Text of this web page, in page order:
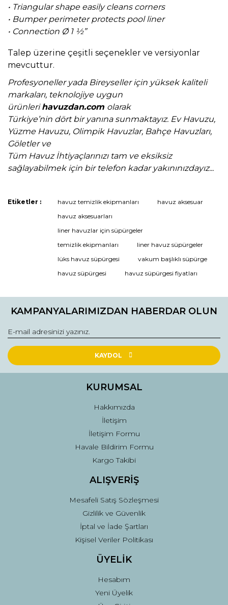
• Triangular shape easily cleans corners
• Bumper perimeter protects pool liner
• Connection Ø 1 ½”
Talep üzerine çeşitli seçenekler ve versiyonlar
mevcuttur.
Profesyoneller yada Bireyseller için yüksek kaliteli
markaları, teknolojiye uygun
ürünlerihavuzdan.com olarak
Türkiye’nin dört bir yanına sunmaktayız. Ev Havuzu,
Yüzme Havuzu, Olimpik Havuzlar, Bahçe Havuzları,
Göletler ve
Tüm Havuz İhtiyaçlarınızı tam ve eksiksiz
sağlayabilmek için bir telefon kadar yakınınızdayız...
Bu ürüne ilk yorumu siz yapın!
Yorum Yaz
Etiketler : havuz temizlik ekipmanları
havuz aksesuar
havuz aksesuarları
liner havuzlar için süpürgeler
temizlik ekipmanları
liner havuz süpürgeler
lüks havuz süpürgesi
vakum başlıklı süpürge
havuz süpürgesi
havuz süpürgesi fiyatları
KAMPANYALARIMIZDAN HABERDAR OLUN
KAYDOL
KURUMSAL
Hakkımızda
İletişim
İletişim Formu
Havale Bildirim Formu
Kargo Takibi
ALIŞVERİŞ
Mesafeli Satış Sözleşmesi
Gizlilik ve Güvenlik
İptal ve İade Şartları
Kişisel Veriler Politikası
ÜYELİK
Hesabım
Yeni Üyelik